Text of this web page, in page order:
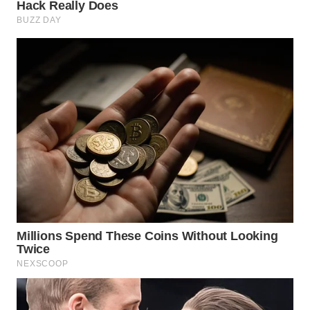
WN
PRIANGAN
TIMUR
SEMARANG
WN
SOLO
WN
BOROBUDUR
WN
MADURA
WN
SURABAYA